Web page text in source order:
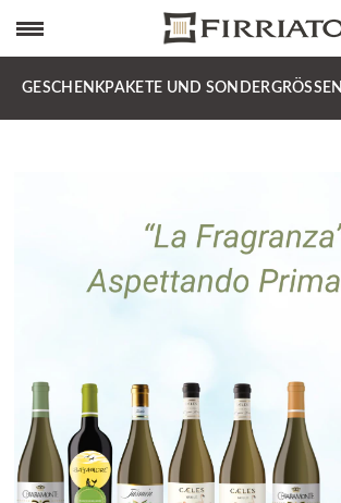
GESCHENKPAKETE UND SONDERGRÖSSEN